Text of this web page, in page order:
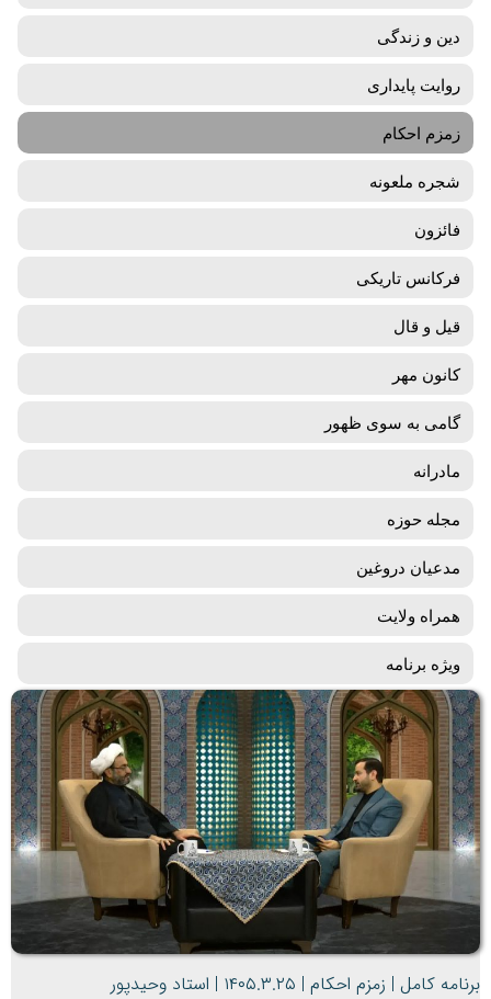
دین و زندگی
روایت پایداری
زمزم احکام
شجره ملعونه
فائزون
فرکانس تاریکی
قیل و قال
کانون مهر
گامی به سوی ظهور
مادرانه
مجله حوزه
مدعیان دروغین
همراه ولایت
ویژه برنامه
برنامه کامل | زمزم احکام | ۱۴۰۵.۳.۲۵ | استاد وحیدپور